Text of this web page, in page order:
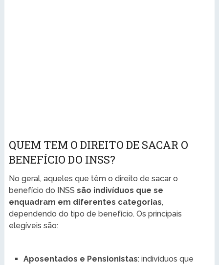
QUEM TEM O DIREITO DE SACAR O
BENEFÍCIO DO INSS?
No geral, aqueles que têm o direito de sacar o
benefício do INSS são indivíduos que se
enquadram em diferentes categorias,
dependendo do tipo de benefício. Os principais
elegíveis são:
Aposentados e Pensionistas: indivíduos que